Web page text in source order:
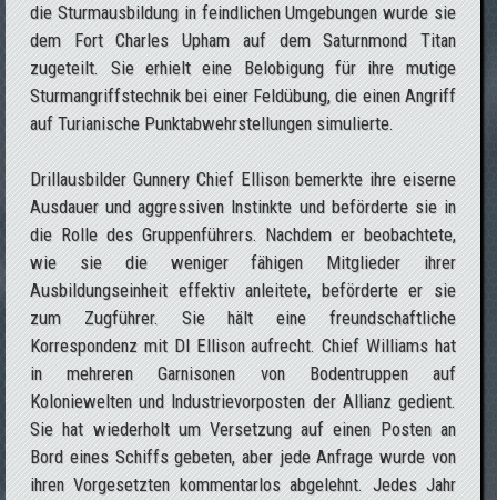
die Sturmausbildung in feindlichen Umgebungen wurde sie
dem Fort Charles Upham auf dem Saturnmond Titan
zugeteilt. Sie erhielt eine Belobigung für ihre mutige
Sturmangriffstechnik bei einer Feldübung, die einen Angriff
auf Turianische Punktabwehrstellungen simulierte.
Drillausbilder Gunnery Chief Ellison bemerkte ihre eiserne
Ausdauer und aggressiven Instinkte und beförderte sie in
die Rolle des Gruppenführers. Nachdem er beobachtete,
wie sie die weniger fähigen Mitglieder ihrer
Ausbildungseinheit effektiv anleitete, beförderte er sie
zum Zugführer. Sie hält eine freundschaftliche
Korrespondenz mit DI Ellison aufrecht. Chief Williams hat
in mehreren Garnisonen von Bodentruppen auf
Koloniewelten und Industrievorposten der Allianz gedient.
Sie hat wiederholt um Versetzung auf einen Posten an
Bord eines Schiffs gebeten, aber jede Anfrage wurde von
ihren Vorgesetzten kommentarlos abgelehnt. Jedes Jahr